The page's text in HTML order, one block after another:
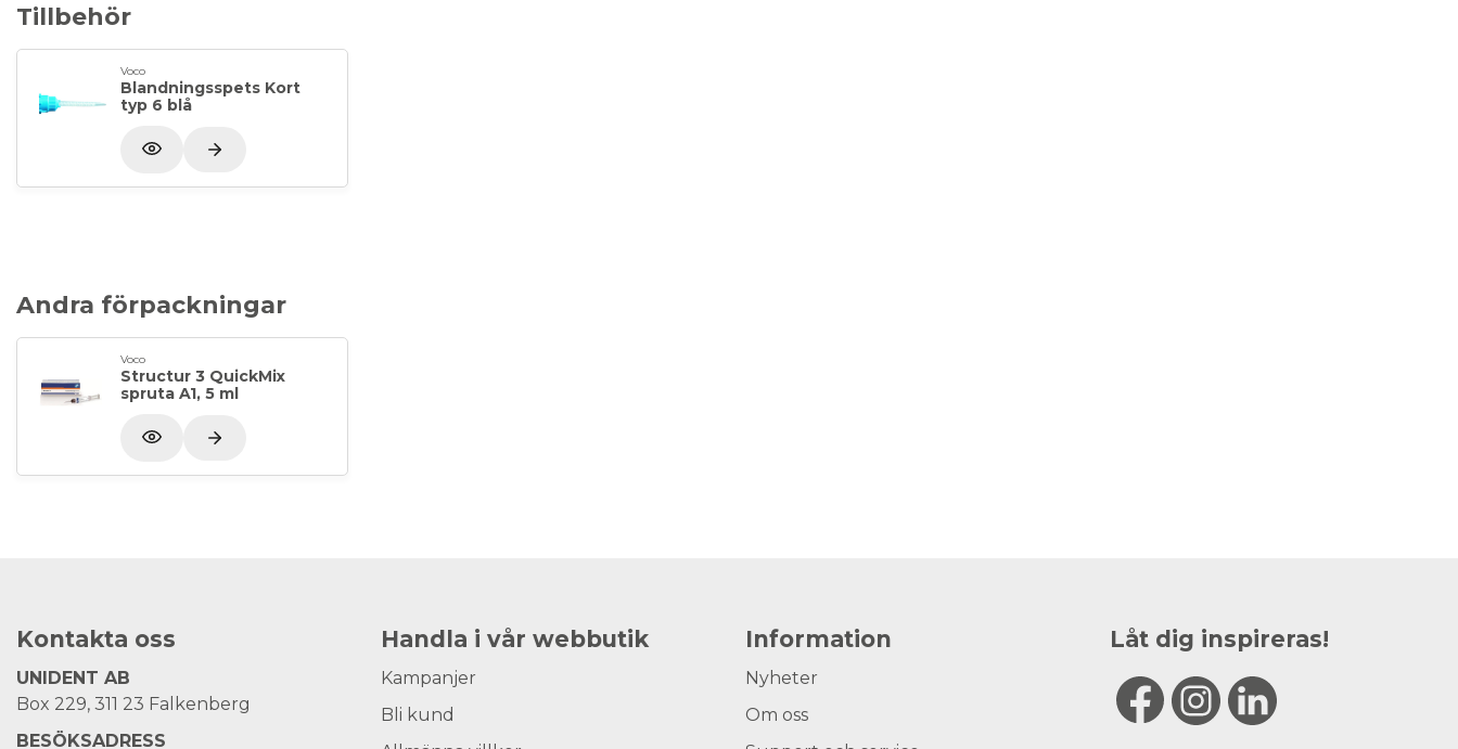
Tillbehör
Voco
Blandningsspets Kort
typ 6 blå
Andra förpackningar
Voco
Structur 3 QuickMix
spruta A1, 5 ml
Kontakta oss
UNIDENT AB
Box 229, 311 23 Falkenberg
BESÖKSADRESS
Handla i vår webbutik
Kampanjer
Bli kund
Information
Nyheter
Om oss
Låt dig inspireras!